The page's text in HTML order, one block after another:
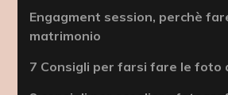
Engagment session, perchè
matrimonio
7 Consigli per farsi fare le foto